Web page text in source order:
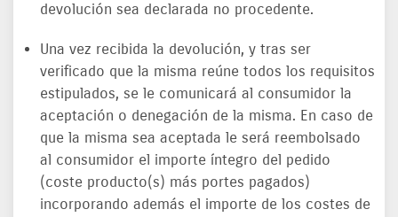
devolución sea declarada no procedente.
Una vez recibida la devolución, y tras ser
verificado que la misma reúne todos los requisitos
estipulados, se le comunicará al consumidor la
aceptación o denegación de la misma. En caso de
que la misma sea aceptada le será reembolsado
al consumidor el importe íntegro del pedido
(coste producto(s) más portes pagados)
incorporando además el importe de los costes de